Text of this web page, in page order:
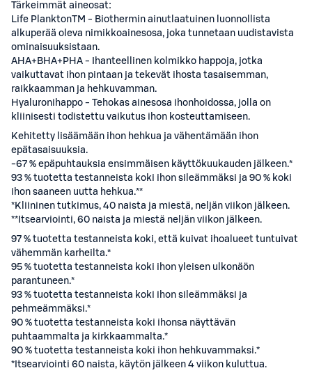
Tärkeimmät aineosat:
Life PlanktonTM - Biothermin ainutlaatuinen luonnollista
alkuperää oleva nimikkoainesosa, joka tunnetaan uudistavista
ominaisuuksistaan.
AHA+BHA+PHA - Ihanteellinen kolmikko happoja, jotka
vaikuttavat ihon pintaan ja tekevät ihosta tasaisemman,
raikkaamman ja hehkuvamman.
Hyaluronihappo - Tehokas ainesosa ihonhoidossa, jolla on
kliinisesti todistettu vaikutus ihon kosteuttamiseen.
Kehitetty lisäämään ihon hehkua ja vähentämään ihon
epätasaisuuksia.
-67 % epäpuhtauksia ensimmäisen käyttökuukauden jälkeen.*
93 % tuotetta testanneista koki ihon sileämmäksi ja 90 % koki
ihon saaneen uutta hehkua.**
*Kliininen tutkimus, 40 naista ja miestä, neljän viikon jälkeen.
**Itsearviointi, 60 naista ja miestä neljän viikon jälkeen.
97 % tuotetta testanneista koki, että kuivat ihoalueet tuntuivat
vähemmän karheilta.*
95 % tuotetta testanneista koki ihon yleisen ulkonäön
parantuneen.*
93 % tuotetta testanneista koki ihon sileämmäksi ja
pehmeämmäksi.*
90 % tuotetta testanneista koki ihonsa näyttävän
puhtaammalta ja kirkkaammalta.*
90 % tuotetta testanneista koki ihon hehkuvammaksi.*
*Itsearviointi 60 naista, käytön jälkeen 4 viikon kuluttua.